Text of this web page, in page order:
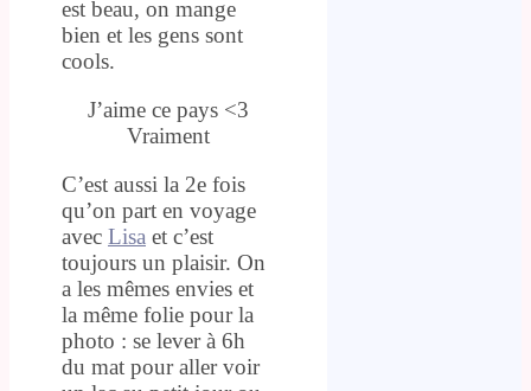
est beau, on mange
bien et les gens sont
cools.
J’aime ce pays <3
Vraiment
C’est aussi la 2e fois
qu’on part en voyage
avec Lisa et c’est
toujours un plaisir. On
a les mêmes envies et
la même folie pour la
photo : se lever à 6h
du mat pour aller voir